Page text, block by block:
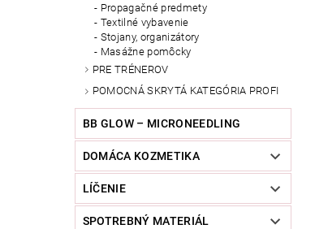
Propagačné predmety
Textilné vybavenie
Stojany, organizátory
Masážne pomôcky
PRE TRÉNEROV
POMOCNÁ SKRYTÁ KATEGÓRIA PROFI
BB GLOW – MICRONEEDLING
DOMÁCA KOZMETIKA
LÍČENIE
SPOTREBNÝ MATERIÁL